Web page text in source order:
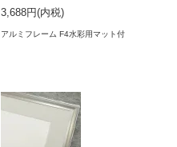
3,688円(内税)
アルミフレーム F4水彩用マット付